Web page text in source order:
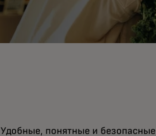
Удобные, понятные и безопасные